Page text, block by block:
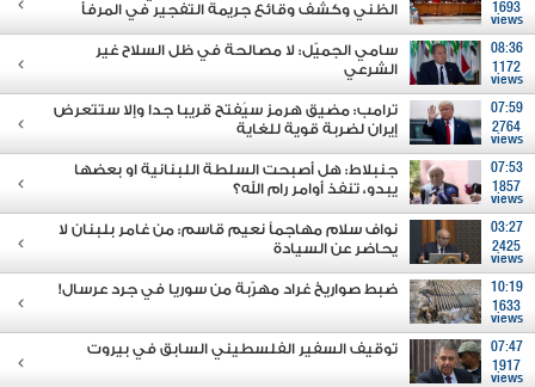
1693
views
الظني وكشف وقائع جريمة التفجير في المرفأ
08:36
1172
views
سامي الجميّل: لا مصالحة في ظل السلاح غير
الشرعي
07:59
2764
views
ترامب: مضيق هرمز سيُفتح قريبا جدا وإلا ستتعرض
إيران لضربة قوية للغاية
07:53
1857
views
جنبلاط: هل أصبحت السلطة اللبنانية او بعضها
يبدو، تنفذ أوامر رام الله؟
03:27
2425
views
نواف سلام مهاجماً نعيم قاسم: من غامر بلبنان لا
يحاضر عن السيادة
10:19
1633
views
ضبط صواريخ غراد مهرّبة من سوريا في جرد عرسال!
07:47
1917
views
توقيف السفير الفلسطيني السابق في بيروت